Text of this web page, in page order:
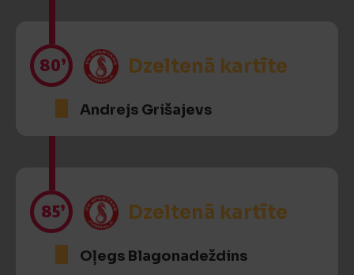
80’ Dzeltenā kartīte
Andrejs Grišajevs
85’ Dzeltenā kartīte
Oļegs Blagonadeždins